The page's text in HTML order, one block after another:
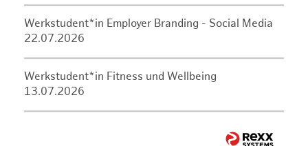
Werkstudent*in Employer Branding - Social Media
22.07.2026
Werkstudent*in Fitness und Wellbeing
13.07.2026